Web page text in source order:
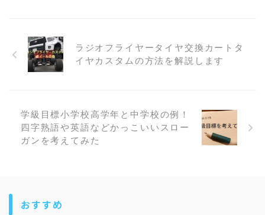
ラジオフライヤータイヤ交換カートタ
イヤカスタムの方法を解説します
学級目標小学校高学年と中学校の例！
四字熟語や英語などかっこいいスロー
ガンを考えてみた
おすすめ